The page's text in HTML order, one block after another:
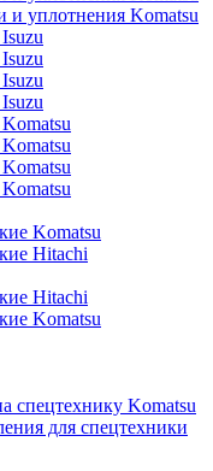
и уплотнения Komatsu
Komatsu
Hitachi
Hitachi
Komatsu
спецтехнику Komatsu
для спецтехники